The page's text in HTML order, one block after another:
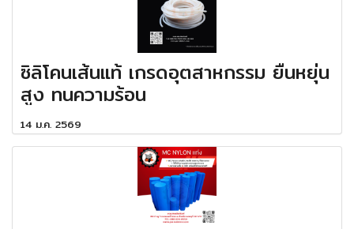
ซิลิโคนเส้นแท้ เกรดอุตสาหกรรม ยืนหยุ่น
สูง ทนความร้อน
14 ม.ค. 2569